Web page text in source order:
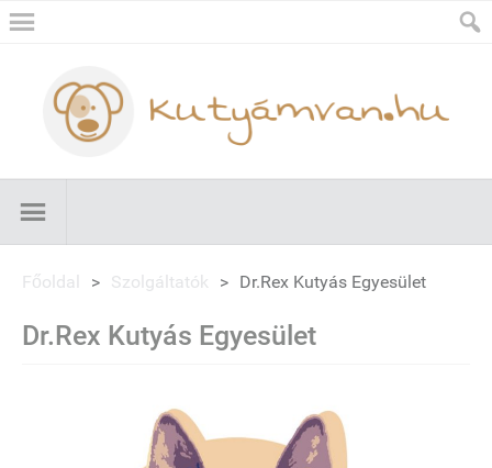
Főoldal > Szolgáltatók > Dr.Rex Kutyás Egyesület
Dr.Rex Kutyás Egyesület